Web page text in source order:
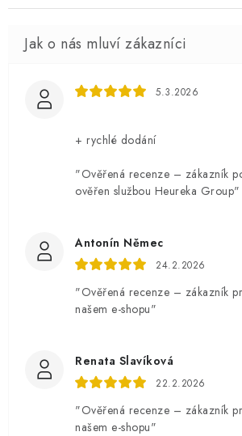
5.3.2026
+ rychlé dodání
"Ověřená recenze – zákazník
ověřen službou Heureka Group"
Antonín Němec
24.2.2026
"Ověřená recenze – zákazník
našem e-shopu"
Renata Slavíková
22.2.2026
"Ověřená recenze – zákazník
našem e-shopu"